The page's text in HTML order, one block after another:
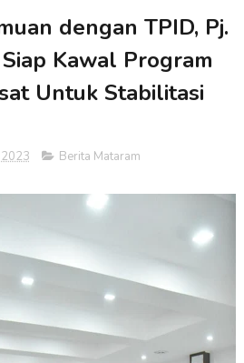
dengan TPID, Pj.
Kawal Program
Untuk Stabilitasi
Berita Mataram